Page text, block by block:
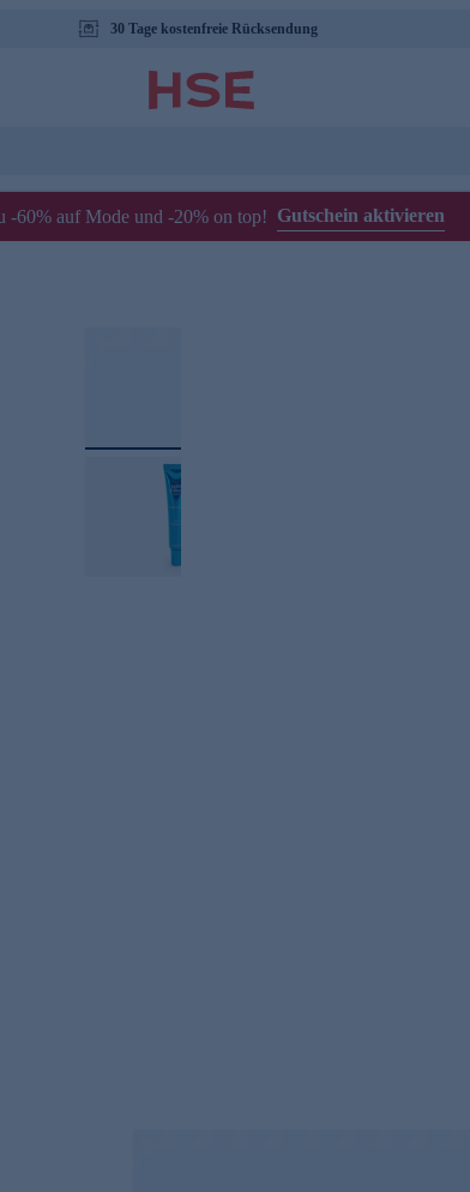
30 Tage kostenfreie Rücksendung
-60% auf Mode und -20% on top! Gutschein aktivieren